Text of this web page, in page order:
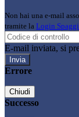
Non hai una e-mail
tramite la Login
E-mail inviata, si
Errore
Chiudi
Successo